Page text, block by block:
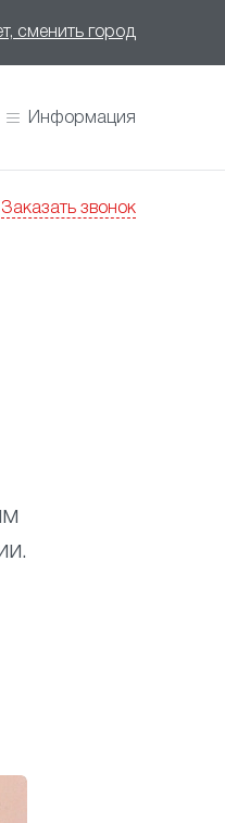
сменить город
Информация
Заказать звонок